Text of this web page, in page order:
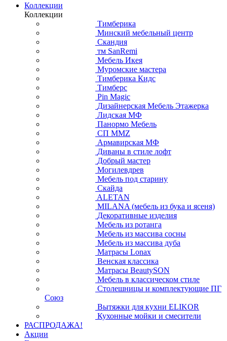
Коллекции
Коллекции
Тимберика
Минский мебельный центр
Скандия
тм SanRemi
Мебель Икея
Муромские мастера
Тимберика Кидс
Тимберс
Pin Magic
Дизайнерская Мебель Этажерка
Лидская МФ
Панормо Мебель
СП ММZ
Армавирская МФ
Диваны в стиле лофт
Добрый мастер
Могилевдрев
Мебель под старину
Скайда
ALETAN
MILANA (мебель из бука и ясеня)
Декоративные изделия
Мебель из ротанга
Мебель из массива сосны
Мебель из массива дуба
Матрасы Lonax
Венская классика
Матрасы BeautySON
Мебель в классическом стиле
Столешницы и комплектующие ПГ
Союз
Вытяжки для кухни ELIKOR
Кухонные мойки и смесители
РАСПРОДАЖА!
Акции